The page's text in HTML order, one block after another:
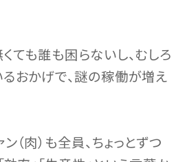
ても誰も困らないし、むしろ
おかげで、謎の稼働が増え
（肉）も全員、ちょっとずつ